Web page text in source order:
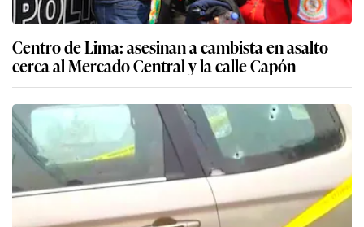
Centro de Lima: asesinan a cambista en asalto
cerca al Mercado Central y la calle Capón